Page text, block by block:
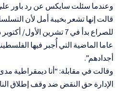
وعندما سئلت سايكس عن رد باور على
قالت إنها تشعر بخيبة أمل لأن
عاما الماضية التي أُجبر فيها
أجدادهم”.
وقالت في مقابلة: “أنا ديمقراطية
الإدارة حق النقض ضد وقف إطلاق